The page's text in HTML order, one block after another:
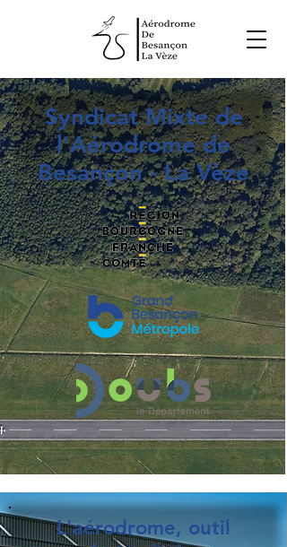
Syndicat Mixte de
l'Aérodrome de
Besançon - La Vèze
L'aérodrome, outil